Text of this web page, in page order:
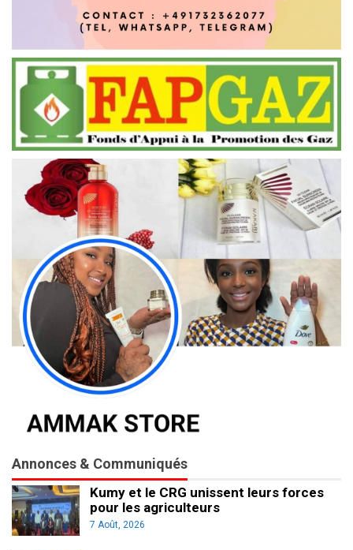
Annonces & Communiqués
Kumy et le CRG unissent leurs forces
pour les agriculteurs
7 Août, 2026